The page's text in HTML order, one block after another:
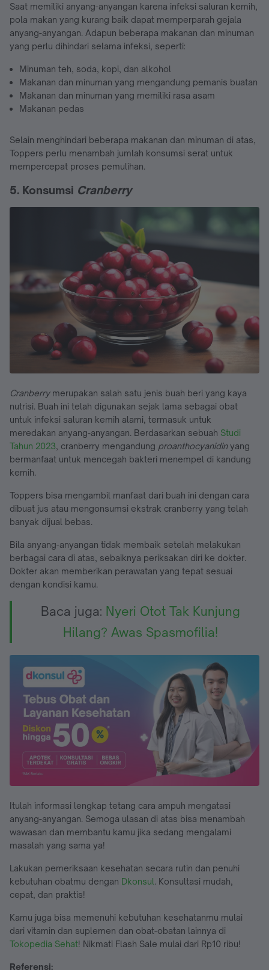
Saat memiliki anyang-anyangan karena infeksi saluran kemih,
pola makan yang kurang baik dapat memperparah gejala
anyang-anyangan. Adapun beberapa makanan dan minuman
yang perlu dihindari selama infeksi, seperti:
Minuman teh, soda, kopi, dan alkohol
Makanan dan minuman yang mengandung pemanis buatan
Makanan dan minuman yang memiliki rasa asam
Makanan pedas
Selain menghindari beberapa makanan dan minuman di atas,
Toppers perlu menambah jumlah konsumsi serat untuk
mempercepat proses pemulihan.
5. Konsumsi Cranberry
Cranberrymerupakan salah satu jenis buah beri yang kaya
nutrisi. Buah ini telah digunakan sejak lama sebagai obat
untuk infeksi saluran kemih alami, termasuk untuk
meredakan anyang-anyangan. Berdasarkan sebuah Studi
Tahun 2023, cranberry mengandung proanthocyanidinyang
bermanfaat untuk mencegah bakteri menempel di kandung
kemih.
Toppers bisa mengambil manfaat dari buah ini dengan cara
dibuat jus atau mengonsumsi ekstrak cranberry yang telah
banyak dijual bebas.
Bila anyang-anyangan tidak membaik setelah melakukan
berbagai cara di atas, sebaiknya periksakan diri ke dokter.
Dokter akan memberikan perawatan yang tepat sesuai
dengan kondisi kamu.
Baca juga: Nyeri Otot Tak Kunjung
Hilang? Awas Spasmofilia!
Itulah informasi lengkap tetang cara ampuh mengatasi
anyang-anyangan. Semoga ulasan di atas bisa menambah
wawasan dan membantu kamu jika sedang mengalami
masalah yang sama ya!
Lakukan pemeriksaan kesehatan secara rutin dan penuhi
kebutuhan obatmu dengan Dkonsul. Konsultasi mudah,
cepat, dan praktis!
Kamu juga bisa memenuhi kebutuhan kesehatanmu mulai
dari vitamin dan suplemen dan obat-obatan lainnya di
Tokopedia Sehat! Nikmati Flash Sale mulai dari Rp10 ribu!
Referensi: